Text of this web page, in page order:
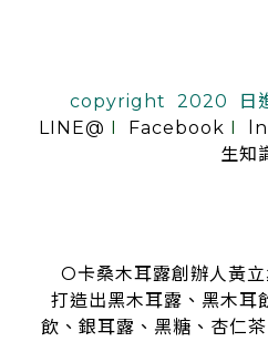
copyright 2020 日進
LINE@
Facebook
生知
O卡桑木耳露創辦人黃
打造出黑木耳露、黑木耳
飲、銀耳露、黑糖、杏仁